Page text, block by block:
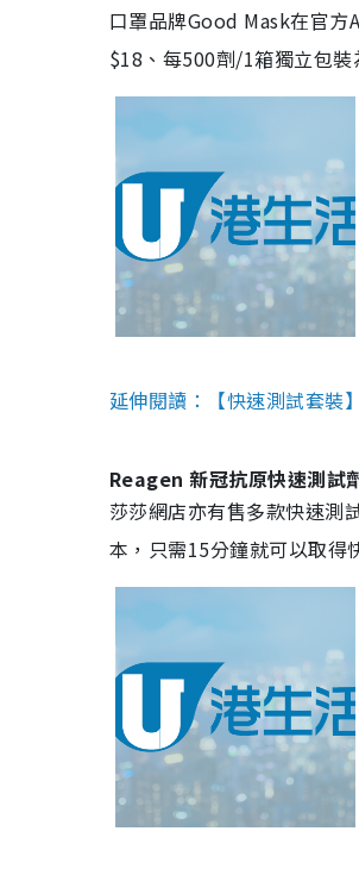
口罩品牌Good Mask在官
$18、每500劑/1箱獨立包
延伸閱讀：【快速測試套裝
Reagen 新冠抗原快速測試
莎莎網店亦有售多款快速測
本，只需15分鐘就可以取得